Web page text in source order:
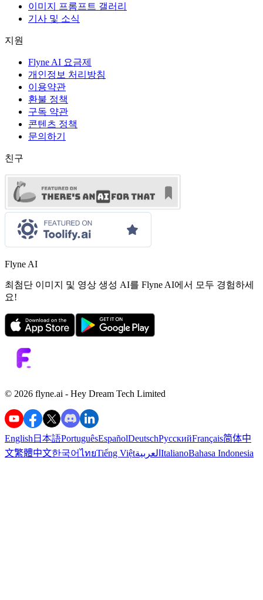
이미지 프롬프트 갤러리
기사 및 소식
지원
Flyne AI 요금제
개인정보 처리방침
이용약관
환불 정책
구독 약관
콘텐츠 정책
문의하기
친구
Flyne AI
최첨단 이미지 및 영상 생성 AI를 Flyne AI에서 모두 경험하세
요!
©️ 2026 flyne.ai - Hey Dream Tech Limited
English日本語PortuguêsEspañolDeutschРусскийFrançais简体中
文繁體中文한국어ไทยTiếng Việtالعربية ItalianoBahasa Indonesia